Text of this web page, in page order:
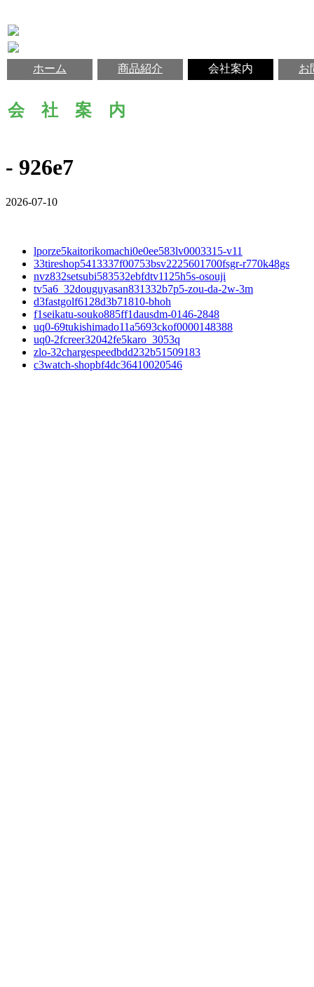
ホーム 商品紹介 会社案内 お
会 社 案 内
- 926e7
2026-07-10
lporze5kaitorikomachi0e0ee583lv0003315-v11
33tireshop5413337f00753bsv2225601700fsgr-r770k48gs
nvz832setsubi583532ebfdtv1125h5s-osouji
tv5a6_32douguyasan831332b7p5-zou-da-2w-3m
d3fastgolf6128d3b71810-bhoh
f1seikatu-souko885ff1dausdm-0146-2848
uq0-69tukishimado11a5693ckof0000148388
uq0-2fcreer32042fe5karo_3053q
zlo-32chargespeedbdd232b51509183
c3watch-shopbf4dc36410020546